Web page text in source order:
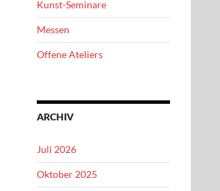
Kunst-Seminare
Messen
Offene Ateliers
ARCHIV
Juli 2026
Oktober 2025